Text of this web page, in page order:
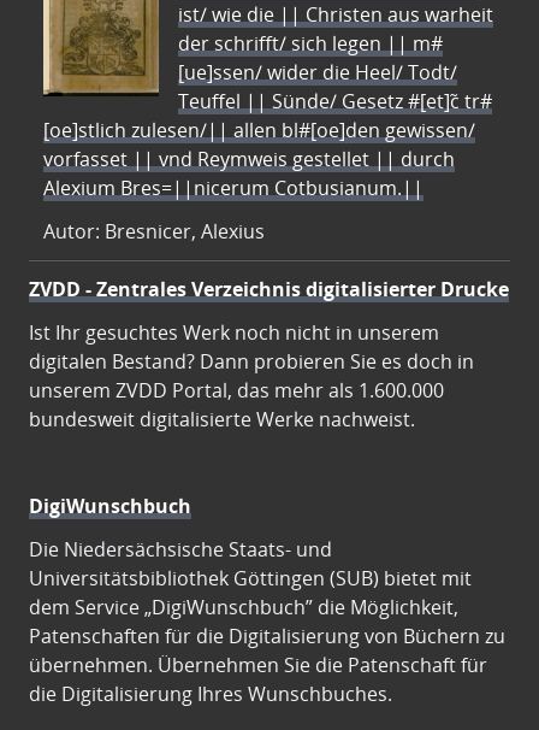
ist/ wie die || Christen aus warheit
der schrifft/ sich legen || m#
[ue]ssen/ wider die Heel/ Todt/
Teuffel || Sünde/ Gesetz #[et]c̃ tr#
[oe]stlich zulesen/|| allen bl#[oe]den gewissen/
vorfasset || vnd Reymweis gestellet || durch
Alexium Bres=||nicerum Cotbusianum.||
Autor: Bresnicer, Alexius
ZVDD - Zentrales Verzeichnis digitalisierter Drucke
Ist Ihr gesuchtes Werk noch nicht in unserem
digitalen Bestand? Dann probieren Sie es doch in
unserem ZVDD Portal, das mehr als 1.600.000
bundesweit digitalisierte Werke nachweist.
DigiWunschbuch
Die Niedersächsische Staats- und
Universitätsbibliothek Göttingen (SUB) bietet mit
dem Service „DigiWunschbuch” die Möglichkeit,
Patenschaften für die Digitalisierung von Büchern zu
übernehmen. Übernehmen Sie die Patenschaft für
die Digitalisierung Ihres Wunschbuches.